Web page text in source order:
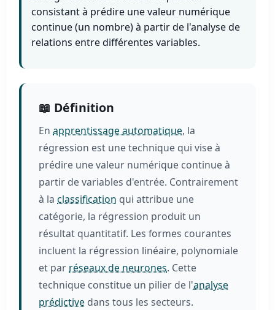
consistant à prédire une valeur numérique
continue (un nombre) à partir de l'analyse de
relations entre différentes variables.
📖 Définition
Enapprentissage automatique, la
régression est une technique qui vise à
prédire une valeur numérique continue à
partir de variables d'entrée. Contrairement
à laclassification qui attribue une
catégorie, la régression produit un
résultat quantitatif. Les formes courantes
incluent la régression linéaire, polynomiale
et parréseaux de neurones. Cette
technique constitue un pilier de l'analyse
prédictive dans tous les secteurs.